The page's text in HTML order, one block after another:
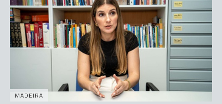
MADEIRA